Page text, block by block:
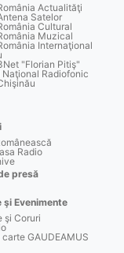
Actualităţi
Satelor
Cultural
Muzical
Internaţional
"Florian Pitiş"
Naţional Radiofonic
Radio
presă
şi Evenimente
şi Coruri
GAUDEAMUS